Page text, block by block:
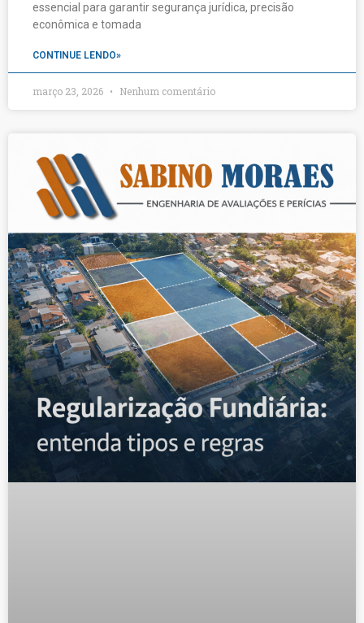
essencial para garantir segurança jurídica, precisão
econômica e tomada
CONTINUE LENDO»
março 23, 2026 Nenhum comentário